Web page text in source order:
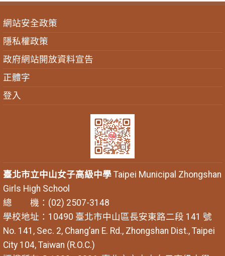
網站安全政策
隱私權政策
政府網站開放資料宣告
正體字
登入
臺北市立中山女子高級中學Taipei Municipal Zhongshan
Girls High School
總 機：(02) 2507-3148
學校地址：10490 臺北市中山區長安東路二段 141 號
No. 141, Sec. 2, Chang’an E. Rd., Zhongshan Dist., Taipei
City 104, Taiwan (R.O.C.)